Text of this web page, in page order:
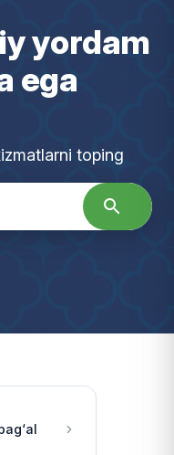
yordam
ega
toping